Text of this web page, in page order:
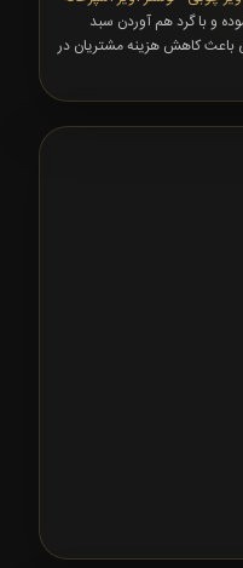
و با گرد هم آوردن سبد
باعث کاهش هزینه مشتریان در